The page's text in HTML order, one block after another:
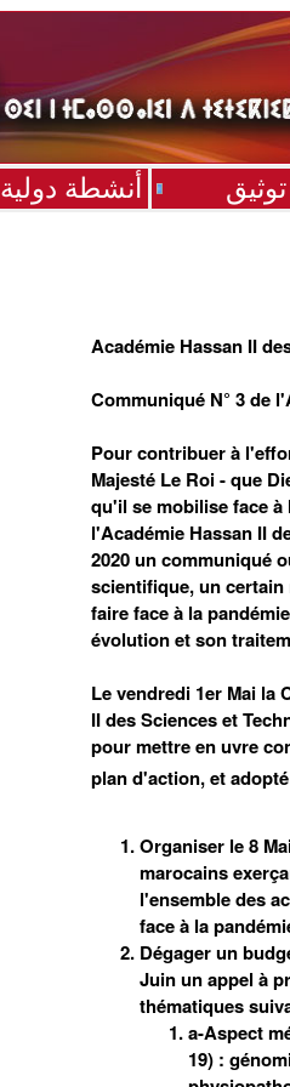
أنشطة دولية توثيق
Académie Hassan II
Communiqué N° 3 de
Pour contribuer à
Majesté Le Roi - que
qu'il se mobilise face
l'Académie Hassan II
2020 un communiqué
scientifique, un
faire face à la
évolution et son
Le vendredi 1er Mai la
II des Sciences et
pour mettre en uvre
plan d'action, et
Organiser le 8
marocains
l'ensemble des
face à la
Dégager un
Juin un appel à
thématiques
a-Aspect
19) :